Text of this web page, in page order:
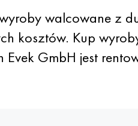
walcowane z
kosztów. Kup
GmbH jest